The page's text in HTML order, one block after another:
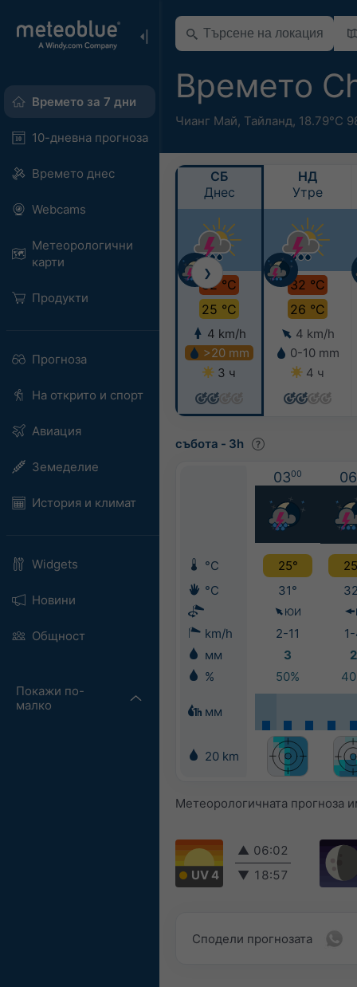
Времето за 7 дни
10-дневна прогноза
Времето днес
Webcams
Метеорологични
карти
Продукти
Прогноза
На открито и спорт
Авиация
Земеделие
История и климат
Widgets
Новини
Общност
Покажи по-
малко
Времето
Чианг Май, Тайланд, 18.79°С
СБ
Днес
32 °C
25 °C
4 km/h
>20 mm
3 ч
НД
Утре
32 °C
26 °C
4 km/h
0-10 mm
4 ч
❯
събота - 3h
0300 06
°C 25°
°C
31°
ЮИ
km/h 2-11
мм
3 2
%
50%
мм
20 km
Метеорологичната прогноза
UV 4
▲ 06:02
▼ 18:57
Сподели прогнозата